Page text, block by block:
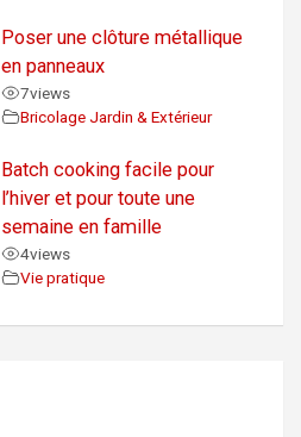
Poser une clôture métallique
en panneaux
7views
Bricolage Jardin & Extérieur
Batch cooking facile pour
l’hiver et pour toute une
semaine en famille
4views
Vie pratique